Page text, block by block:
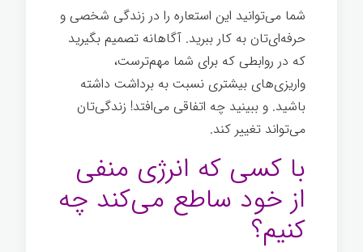
شما می‌توانید این استعاره را در زندگی شخصی و
حرفه‌ای‌تان به کار ببرید. آگاهانه تصمیم بگیرید
که در روابطی که برای شما مهم‌ترست،
واریزی‌های بیشتری نسبت به برداشت داشته
باشید. و ببینید چه اتفاقی می‌افتد! زندگی‌تان
می‌تواند تغییر کند.
با کسی که انرژی منفی
از خود ساطع می‌کند چه
کنیم؟